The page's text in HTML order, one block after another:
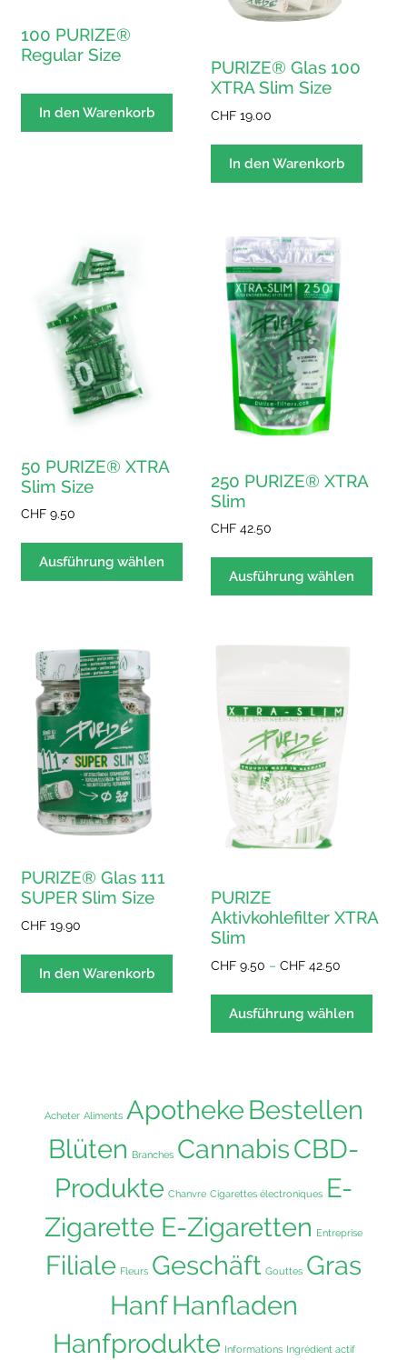
100 PURIZE®
Regular Size
In den Warenkorb
PURIZE® Glas 100
XTRA Slim Size
CHF 19.00
In den Warenkorb
50 PURIZE® XTRA
Slim Size
CHF 9.50
Ausführung wählen
Dieses
Produkt
weist
können
Produktseite
250 PURIZE® XTRA
Slim
CHF 42.50
Ausführung wählen
weist
PURIZE® Glas 111
SUPER Slim Size
CHF 19.90
In den Warenkorb
PURIZE
Aktivkohlefilter XTRA
Slim
CHF 9.50 –CHF 42.50
CHF 42.50
Ausführung wählen
weist
Acheter Aliments ApothekeBestellen
Blüten Branches CannabisCBD-
Produkte Chanvre Cigarettes électroniques E-
Zigarette E-Zigaretten Entreprise
Filiale Fleurs Geschäft Gouttes Gras
HanfHanfladen
Hanfprodukte Informations Ingrédient actif